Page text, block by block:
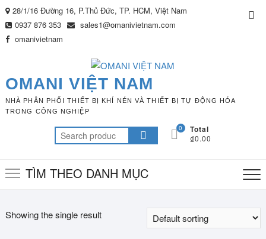
Skip
to
content
28/1/16 Đường 16, P.Thủ Đức, TP. HCM, Việt Nam
0937 876 353
sales1@omanivietnam.com
omanivietnam
OMANI VIỆT NAM
NHÀ PHÂN PHỐI THIẾT BỊ KHÍ NÉN VÀ THIẾT BỊ TỰ ĐỘNG HÓA
TRONG CÔNG NGHIỆP
Search
for:
0 Total
₫0.00
TÌM THEO DANH MỤC
Showing the single result